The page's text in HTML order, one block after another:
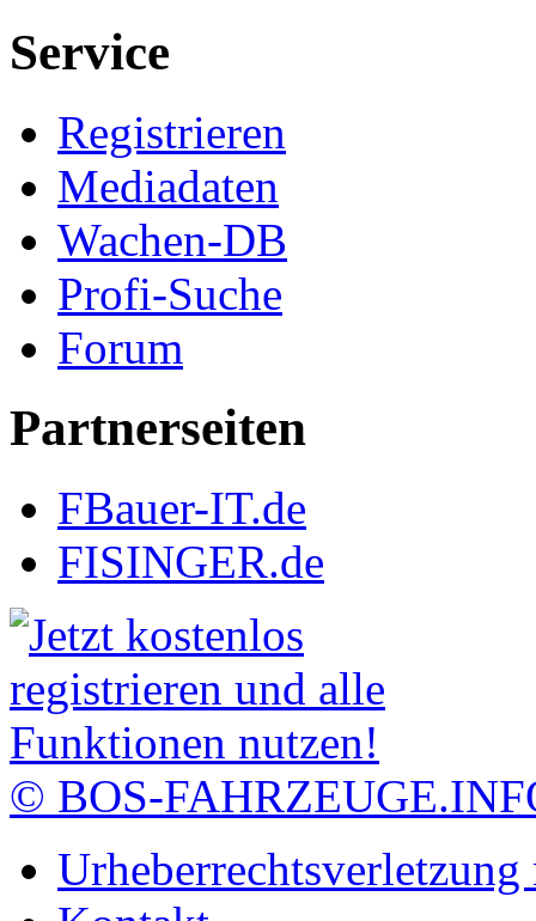
Service
Registrieren
Mediadaten
Wachen-DB
Profi-Suche
Forum
Partnerseiten
FBauer-IT.de
FISINGER.de
© BOS-
Urheberrechtsverletzung